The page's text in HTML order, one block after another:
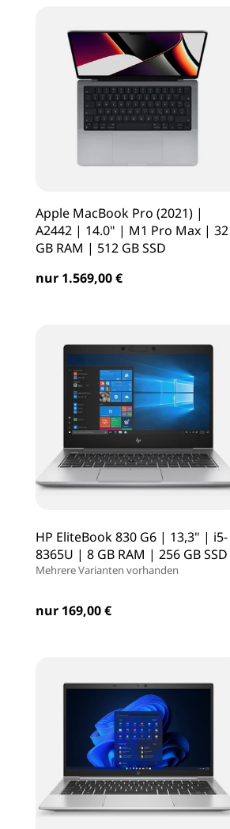
Apple MacBook Pro (2021) |
A2442 | 14.0" | M1 Pro Max | 32
GB RAM | 512 GB SSD
nur 1.569,00 €
HP EliteBook 830 G6 | 13,3" | i5-
8365U | 8 GB RAM | 256 GB SSD
Mehrere Varianten vorhanden
nur 169,00 €